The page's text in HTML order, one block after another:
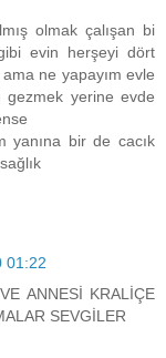
olmak çalışan bi
evin herşeyi dört
ne yapayım evle
gezmek yerine evde
yanına bir de cacık
01:22
ANNESİ KRALİÇE
SEVGİLER